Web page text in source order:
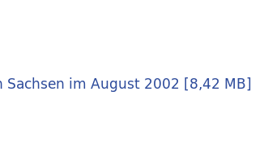
im August 2002 [8,42 MB]